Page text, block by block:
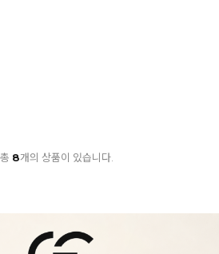
총 8개의 상품이 있습니다.